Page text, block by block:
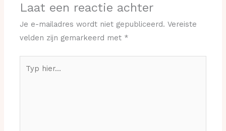
Laat een reactie achter
Je e-mailadres wordt niet gepubliceerd. Vereiste
velden zijn gemarkeerd met *
hier...